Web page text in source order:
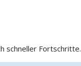
schneller Fortschritte.